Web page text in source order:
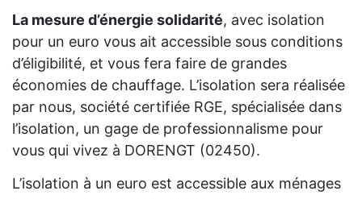
La mesure d’énergie solidarité, avec isolation
pour un euro vous ait accessible sous conditions
d’éligibilité, et vous fera faire de grandes
économies de chauffage. L’isolation sera réalisée
par nous, société certifiée RGE, spécialisée dans
l’isolation, un gage de professionnalisme pour
vous qui vivez à DORENGT (02450).
L’isolation à un euro est accessible aux ménages